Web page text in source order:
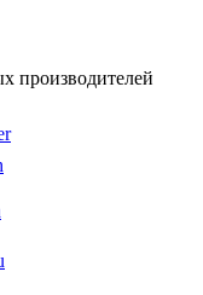
производителей